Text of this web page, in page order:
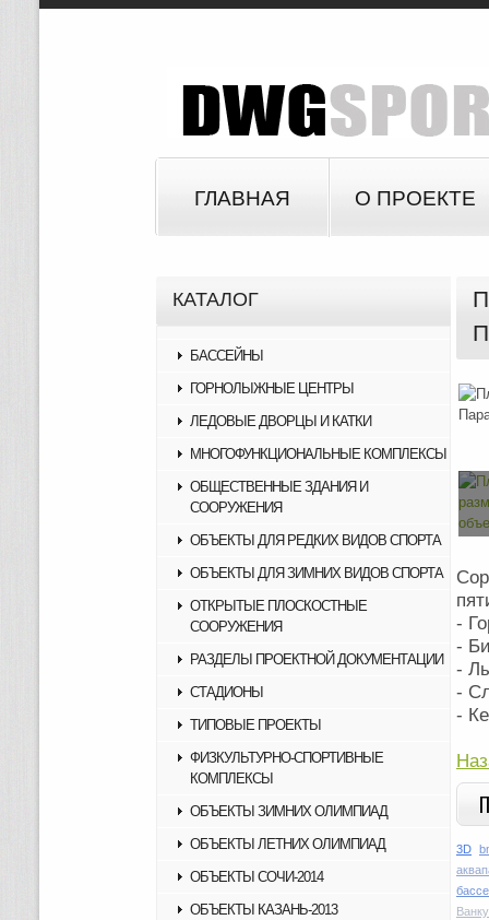
ГЛАВНАЯ О ПРОЕКТЕ
КАТАЛОГ
БАССЕЙНЫ
ГОРНОЛЫЖНЫЕ ЦЕНТРЫ
ЛЕДОВЫЕ ДВОРЦЫ И КАТКИ
МНОГОФУНКЦИОНАЛЬНЫЕ КОМПЛЕКСЫ
ОБЩЕСТВЕННЫЕ ЗДАНИЯ И
СООРУЖЕНИЯ
ОБЪЕКТЫ ДЛЯ РЕДКИХ ВИДОВ СПОРТА
ОБЪЕКТЫ ДЛЯ ЗИМНИХ ВИДОВ СПОРТА
ОТКРЫТЫЕ ПЛОСКОСТНЫЕ
СООРУЖЕНИЯ
РАЗДЕЛЫ ПРОЕКТНОЙ ДОКУМЕНТАЦИИ
СТАДИОНЫ
ТИПОВЫЕ ПРОЕКТЫ
ФИЗКУЛЬТУРНО-СПОРТИВНЫЕ
КОМПЛЕКСЫ
ОБЪЕКТЫ ЗИМНИХ ОЛИМПИАД
ОБЪЕКТЫ ЛЕТНИХ ОЛИМПИАД
ОБЪЕКТЫ СОЧИ-2014
ОБЪЕКТЫ КАЗАНЬ-2013
-
-
-
-
-
3D